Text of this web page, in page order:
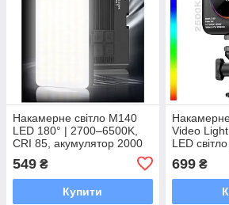
Накамерне світло M140
LED 180° | 2700–6500K,
CRI 85, акумулятор 2000
549 ₴
Купити
Накамерне
Video
LED
699₴